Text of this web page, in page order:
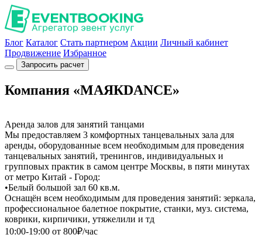
Блог Каталог Стать партнером Акции Личный кабинет
Продвижение Избранное
Запросить расчет
Компания «МАЯКDANCE»
Аренда залов для занятий танцами
Мы предоставляем 3 комфортных танцевальных зала для
аренды, оборудованные всем необходимым для проведения
танцевальных занятий, тренингов, индивидуальных и
групповых практик в самом центре Москвы, в пяти минутах
от метро Китай - Город:
•Белый большой зал 60 кв.м.
Оснащён всем необходимым для проведения занятий: зеркала,
профессиональное балетное покрытие, станки, муз. система,
коврики, кирпичики, утяжелили и тд
10:00-19:00 от 800₽/час